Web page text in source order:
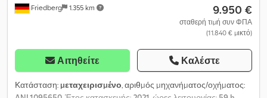
Friedberg 1.355 km 9.950 €
σταθερή τιμή συν ΦΠΑ
(11.840 € μικτό)
Αιτηθείτε Καλέστε
Κατάσταση: μεταχειρισμένο, αριθμός μηχανήματος/οχήματος: